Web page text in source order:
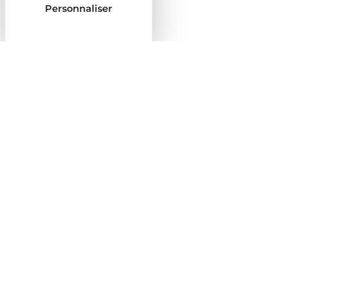
Personnaliser